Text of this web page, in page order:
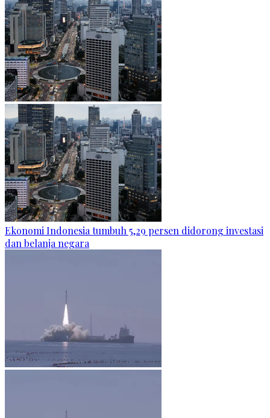
Ekonomi Indonesia tumbuh 5,29 persen didorong investasi
dan belanja negara